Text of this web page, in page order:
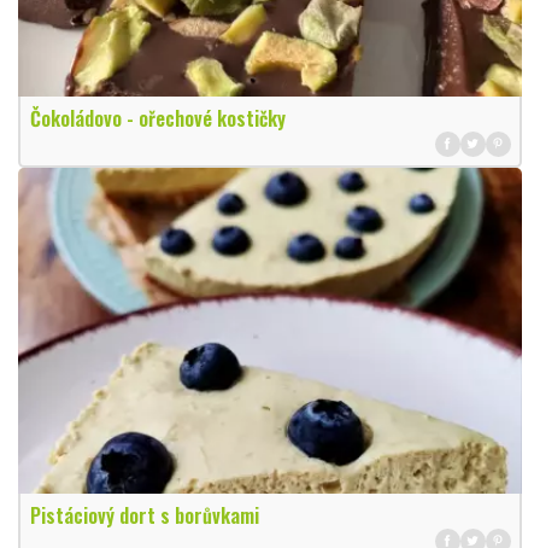
Čokoládovo - ořechové kostičky
Pistáciový dort s borůvkami